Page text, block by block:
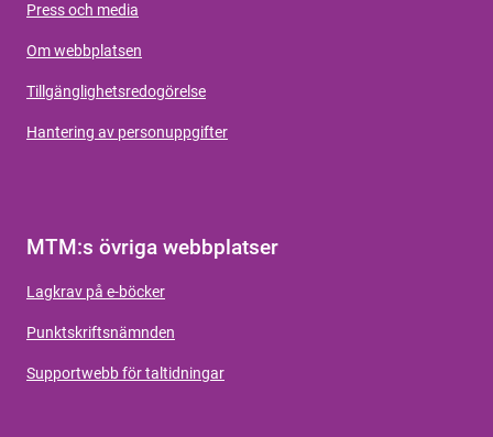
Press och media
Om webbplatsen
Tillgänglighetsredogörelse
Hantering av personuppgifter
MTM:s övriga webbplatser
Lagkrav på e-böcker
Punktskriftsnämnden
Supportwebb för taltidningar